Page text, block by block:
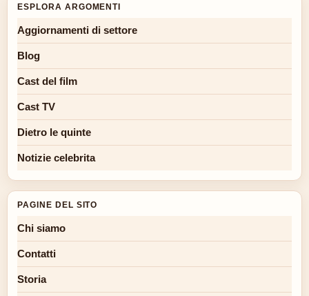
ESPLORA ARGOMENTI
Aggiornamenti di settore
Blog
Cast del film
Cast TV
Dietro le quinte
Notizie celebrita
PAGINE DEL SITO
Chi siamo
Contatti
Storia